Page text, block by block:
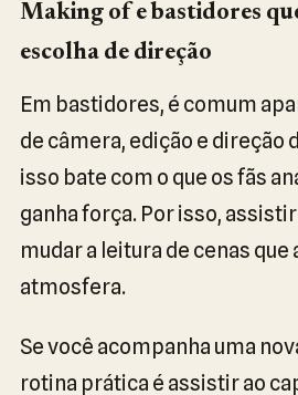
Making of e bastidores
escolha de direção
Em bastidores, é comum
de câmera, edição e direção
isso bate com o que os fãs
ganha força. Por isso,
mudar a leitura de cenas
atmosfera.
Se você acompanha uma
rotina prática é assistir ao